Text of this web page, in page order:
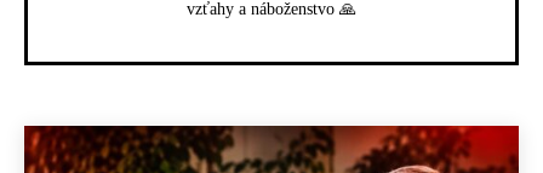
vzťahy a náboženstvo 🙏